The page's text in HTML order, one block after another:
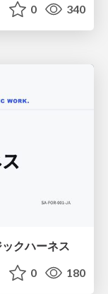
0 340
クハーネス
0 180